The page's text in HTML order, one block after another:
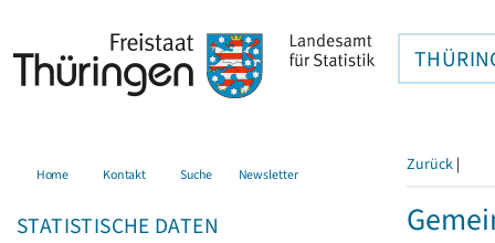
Home Kontakt Suche Newsletter
STATISTISCHE DATEN
Zurück |